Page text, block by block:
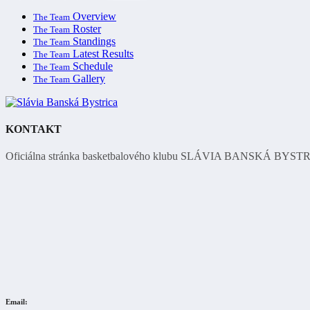
The Team Overview
The Team Roster
The Team Standings
The Team Latest Results
The Team Schedule
The Team Gallery
KONTAKT
Oficiálna stránka basketbalového klubu SLÁVIA BANSKÁ
Email: